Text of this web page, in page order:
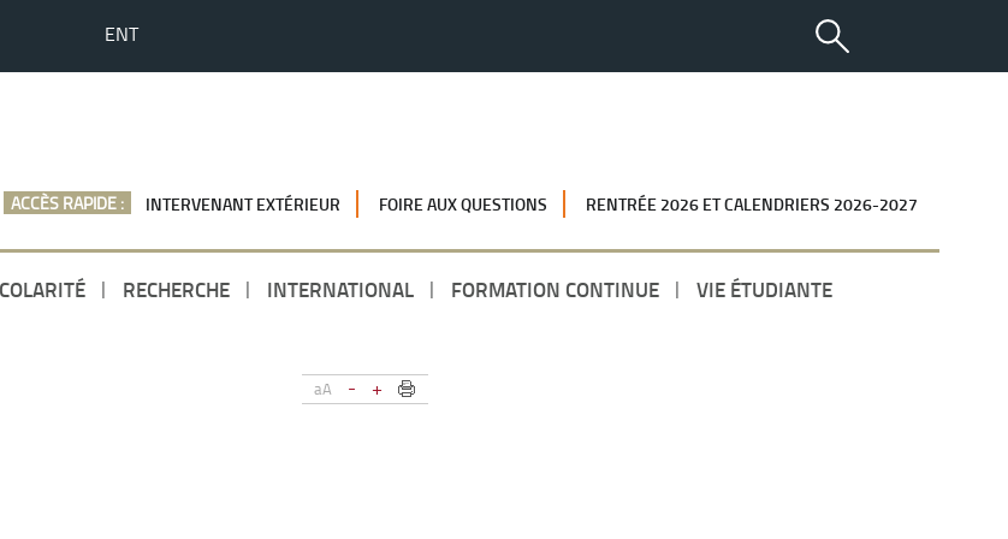
ENT
ACCÈS RAPIDE : INTERVENANT EXTÉRIEUR FOIRE AUX QUESTIONS RENTRÉE 2026 ET CALENDRIERS 2026-2027
RECHERCHE INTERNATIONAL FORMATION CONTINUE VIE ÉTUDIANTE
aA - +